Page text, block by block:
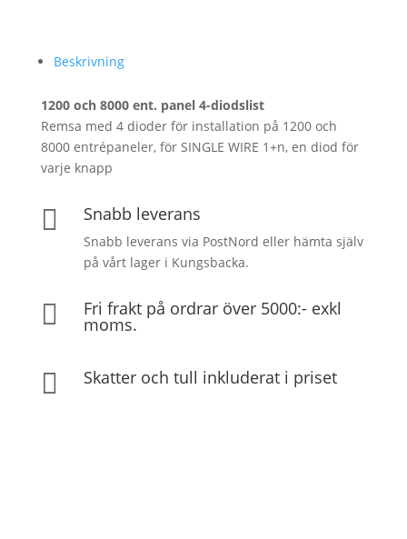
Beskrivning
1200 och 8000 ent. panel 4-diodslist
Remsa med 4 dioder för installation på 1200 och
8000 entrépaneler, för SINGLE WIRE 1+n, en diod för
varje knapp
 Snabb leverans
Snabb leverans via PostNord eller hämta själv
på vårt lager i Kungsbacka.
 Fri frakt på ordrar över 5000:- exkl
moms.
 Skatter och tull inkluderat i priset